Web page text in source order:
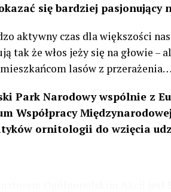
się bardziej pasjonujący
aktywny czas dla większości
tak że włos jeży się na głowie –
lasów z przerażenia…
Park Narodowy wspólnie z
Współpracy
ornitologii do wzięcia